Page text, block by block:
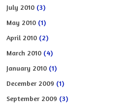
July 2010 (3)
May 2010 (1)
April 2010 (2)
March 2010 (4)
January 2010 (1)
December 2009 (1)
September 2009 (3)